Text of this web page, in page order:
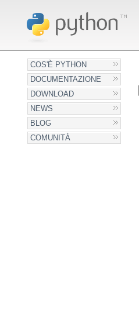
COS'È PYTHON
DOCUMENTAZIONE
DOWNLOAD
NEWS
BLOG
COMUNITÀ